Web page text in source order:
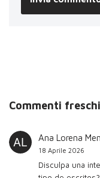
Commenti freschi
Ana Lorena
18 Aprile 2026
Disculpa una